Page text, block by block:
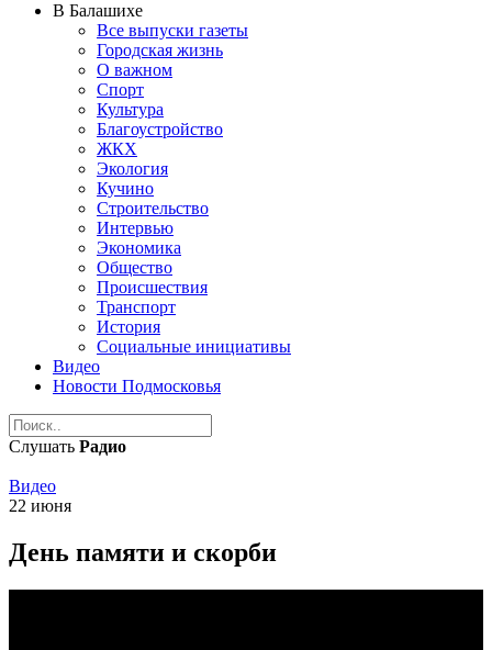
В Балашихе
Все выпуски газеты
Городская жизнь
О важном
Спорт
Культура
Благоустройство
ЖКХ
Экология
Кучино
Строительство
Интервью
Экономика
Общество
Происшествия
Транспорт
История
Социальные инициативы
Видео
Новости Подмосковья
Слушать Радио
Видео
22 июня
День памяти и скорби